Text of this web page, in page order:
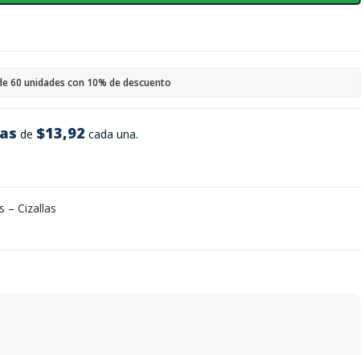
de $13,92 cada una.
de 60 unidades con 10% de descuento
– Cizallas